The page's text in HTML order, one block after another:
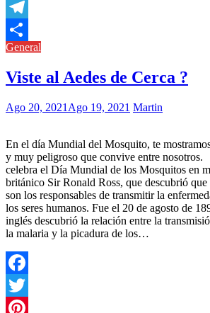
Copy
Link
Telegram
Compartir
General
Viste al Aedes de Cerca ?
Ago 20, 2021 Ago 19, 2021 Martin
En el día Mundial del Mosquito, te
y muy peligroso que convive entre
celebra el Día Mundial de los Mosquitos en
británico Sir Ronald Ross, que descubrió
son los responsables de transmitir la
los seres humanos. Fue el 20 de agosto de
inglés descubrió la relación entre la
la malaria y la picadura de los…
Facebook
Twitter